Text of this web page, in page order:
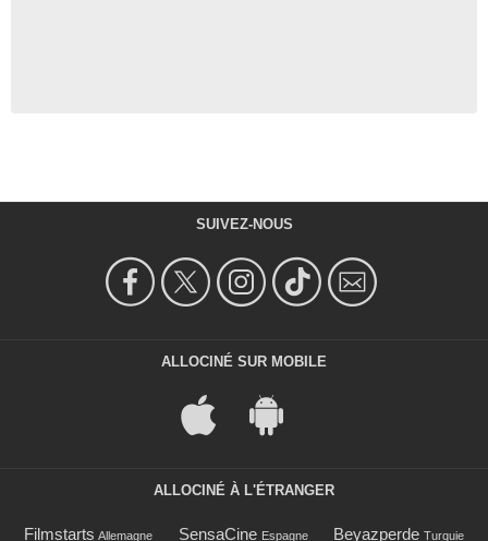
SUIVEZ-NOUS
ALLOCINÉ SUR MOBILE
ALLOCINÉ À L'ÉTRANGER
Filmstarts Allemagne SensaCine Espagne Beyazperde Turquie